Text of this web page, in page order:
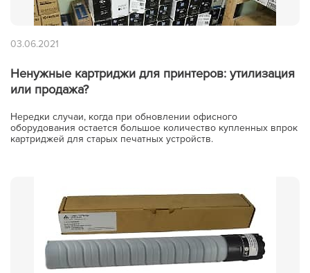
03.06.2021
Ненужные картриджи для принтеров: утилизация
или продажа?
Нередки случаи, когда при обновлении офисного
оборудования остается большое количество купленных впрок
картриджей для старых печатных устройств.
Итого:
null руб.
Сохранить и продолжить работу с прайс-листом